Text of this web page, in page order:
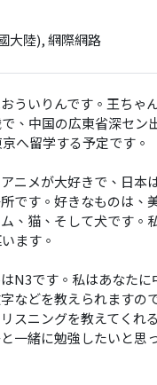
大陸), 網際網路
ういりんです。王ちゃ
、中国の広東省深セン
へ留学する予定です。
ニメが大好きで、日本
です。好きなものは、
、猫、そして犬です。
ます。
N3です。私はあなたに
などを教えられますの
スニングを教えてくれ
一緒に勉強したいと思